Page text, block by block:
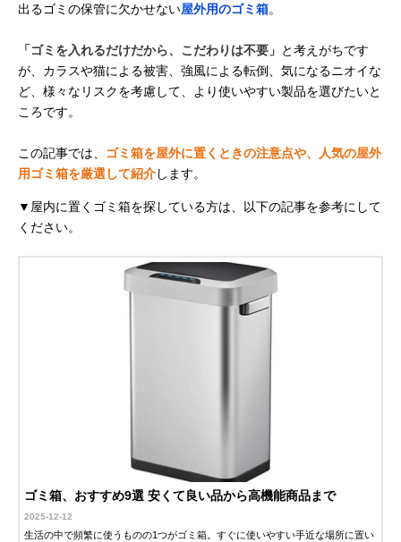
出るゴミの保管に欠かせない屋外用のゴミ箱。
「ゴミを入れるだけだから、こだわりは不要」 と考えがちです
が、カラスや猫による被害、強風による転倒、気になるニオイな
ど、様々なリスクを考慮して、より使いやすい製品を選びたいと
ころです。
この記事では、
ゴミ箱を屋外に置くときの注意点や、人気の屋外
用ゴミ箱を厳選して紹介します。
▼屋内に置くゴミ箱を探している方は、以下の記事を参考にして
ください。
ゴミ箱、おすすめ9選 安くて良い品から高機能商品まで
2025-12-12
生活の中で頻繁に使うものの1つがゴミ箱。すぐに使いやすい手近な場所に置い